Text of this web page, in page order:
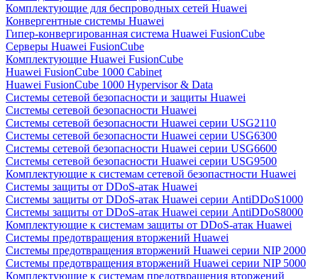
Комплектующие для беспроводных сетей Huawei
Конвергентные системы Huawei
Гипер-конвергированная система Huawei FusionCube
Серверы Huawei FusionCube
Комплектующие Huawei FusionCube
Huawei FusionCube 1000 Cabinet
Huawei FusionCube 1000 Hypervisor & Data
Системы сетевой безопасности и защиты Huawei
Системы сетевой безопасности Huawei
Системы сетевой безопасности Huawei серии USG2110
Системы сетевой безопасности Huawei серии USG6300
Системы сетевой безопасности Huawei серии USG6600
Системы сетевой безопасности Huawei серии USG9500
Комплектующие к системам сетевой безопастности Huawei
Системы защиты от DDoS-атак Huawei
Системы защиты от DDoS-атак Huawei серии AntiDDoS1000
Системы защиты от DDoS-атак Huawei серии AntiDDoS8000
Комплектующие к системам защиты от DDoS-атак Huawei
Системы предотвращения вторжений Huawei
Системы предотвращения вторжений Huawei серии NIP 2000
Системы предотвращения вторжений Huawei серии NIP 5000
Комплектующие к системам предотвращения вторжений